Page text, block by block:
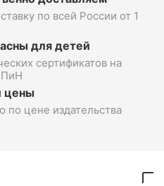
по всей России от 1
для детей
сертификатов на
цены
по цене издательства